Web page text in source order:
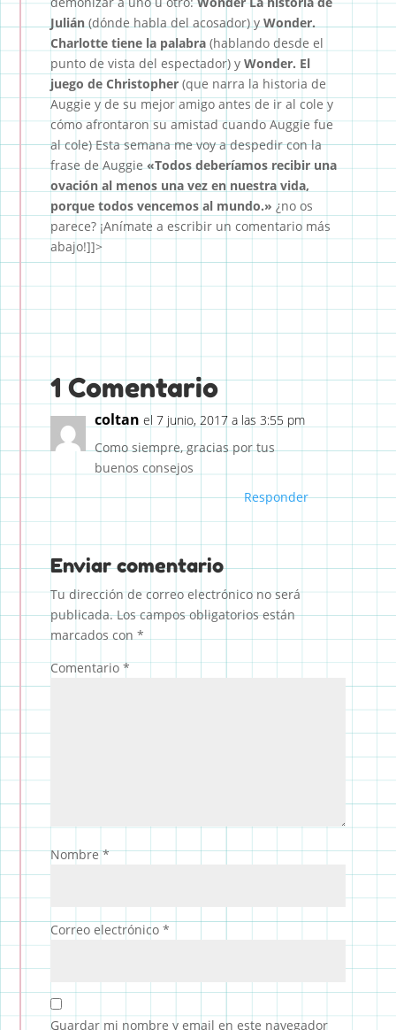
Julián(dónde habla del acosador) yWonder.
Charlotte tiene la palabra(hablando desde el
punto de vista del espectador) y Wonder. El
juego de Christopher(que narra la historia de
Auggie y de su mejor amigo antes de ir al cole y
cómo afrontaron su amistad cuando Auggie fue
al cole) Esta semana me voy a despedir con la
frase de Auggie«Todos deberíamos recibir una
ovación al menos una vez en nuestra vida,
porque todos vencemos al mundo.» ¿no os
parece? ¡Anímate a escribir un comentario más
abajo!]]>
1 Comentario
coltan el 7 junio, 2017 a las 3:55 pm
Como siempre, gracias por tus
buenos consejos
Responder
Enviar comentario
Tu dirección de correo electrónico no será
publicada. Los campos obligatorios están
marcados con*
Comentario*
Nombre*
Correo electrónico *
Guardar mi nombre y email en este navegador